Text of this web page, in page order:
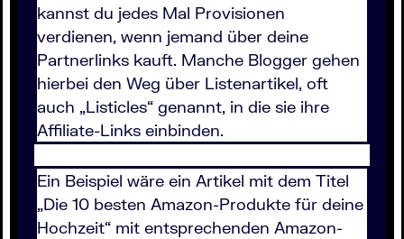
kannst du jedes Mal Provisionen
verdienen, wenn jemand über deine
Partnerlinks kauft. Manche Blogger gehen
hierbei den Weg über Listenartikel, oft
auch „Listicles“ genannt, in die sie ihre
Affiliate-Links einbinden.
Ein Beispiel wäre ein Artikel mit dem Titel
„Die 10 besten Amazon-Produkte für deine
Hochzeit“ mit entsprechenden Amazon-